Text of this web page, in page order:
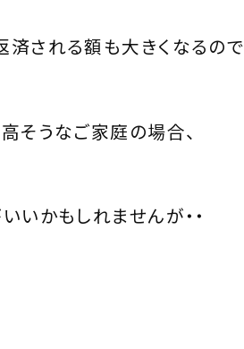
される額も大きくなるので
そうなご家庭の場合、
いかもしれませんが・・